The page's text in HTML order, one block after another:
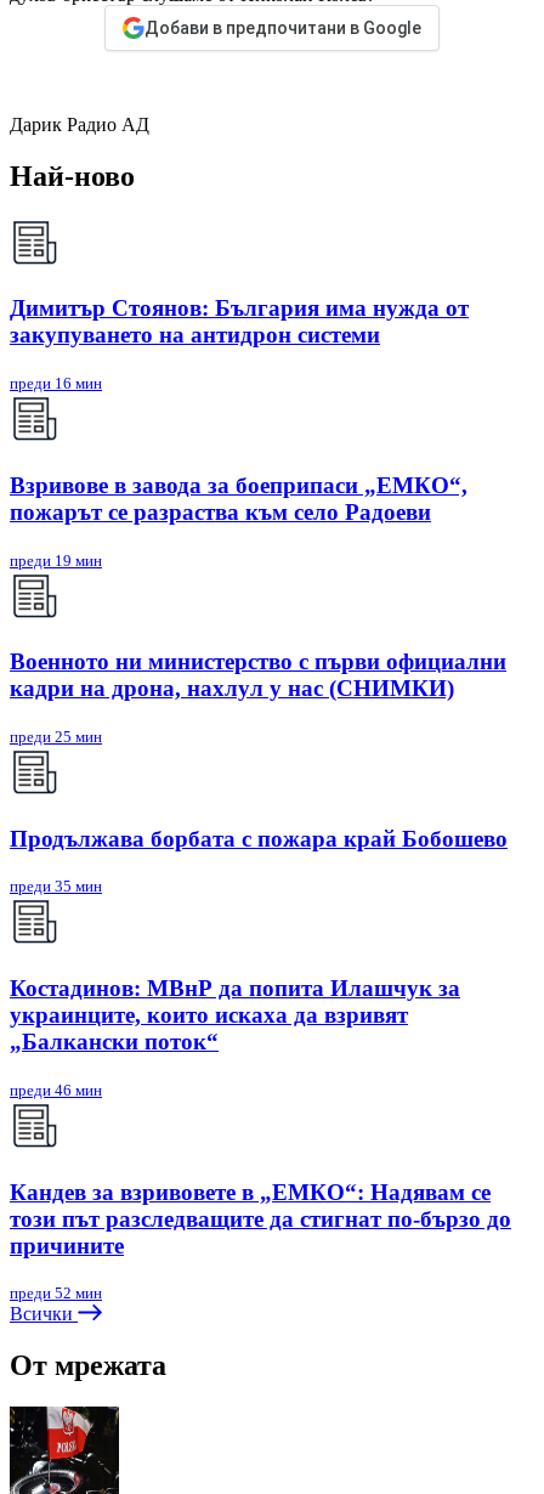
Добави в предпочитани в Google
Дарик Радио АД
Най-ново
Димитър Стоянов: България има нужда от
закупуването на антидрон системи
преди 16 мин
Взривове в завода за боеприпаси „ЕМКО“,
пожарът се разраства към село Радоеви
преди 19 мин
Военното ни министерство с първи официални
кадри на дрона, нахлул у нас (СНИМКИ)
преди 25 мин
Продължава борбата с пожара край Бобошево
преди 35 мин
Костадинов: МВнР да попита Илашчук за
украинците, които искаха да взривят
„Балкански поток“
преди 46 мин
Кандев за взривовете в „ЕМКО“: Надявам се
този път разследващите да стигнат по-бързо до
причините
преди 52 мин
Всички
От мрежата